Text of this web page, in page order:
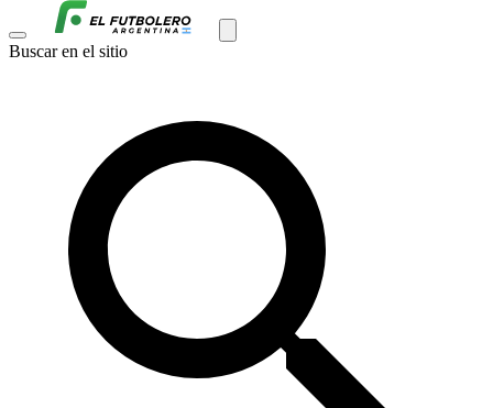
Buscar en el sitio